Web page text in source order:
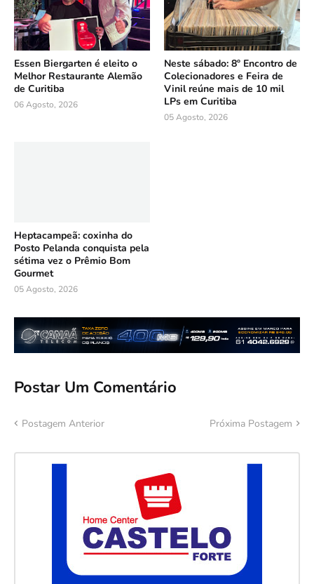
Essen Biergarten é eleito o
Melhor Restaurante Alemão
de Curitiba
06 Agosto, 2026
Neste sábado: 8º Encontro de
Colecionadores e Feira de
Vinil reúne mais de 10 mil
LPs em Curitiba
05 Agosto, 2026
Heptacampeã: coxinha do
Posto Pelanda conquista pela
sétima vez o Prêmio Bom
Gourmet
05 Agosto, 2026
Postar Um Comentário
Postagem Anterior Próxima Postagem